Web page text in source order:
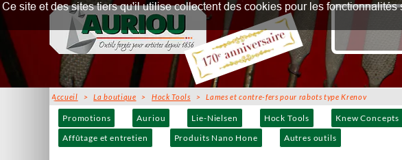
Promotions Auriou Lie-Nielsen Hock Tools Knew Concepts
Affûtage et entretien
Produits Nano Hone Autres outils
Accueil >La boutique >Hock Tools > Lames et contre-fers pour rabots type Krenov
Ce site et des sites tiers qu'il utilise collectent des cookies pour les